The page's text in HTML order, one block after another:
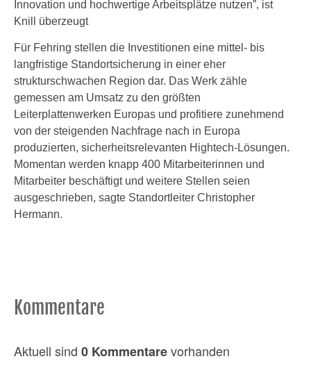
Innovation und hochwertige Arbeitsplätze nutzen”, ist
Knill überzeugt
Für Fehring stellen die Investitionen eine mittel- bis
langfristige Standortsicherung in einer eher
strukturschwachen Region dar. Das Werk zähle
gemessen am Umsatz zu den größten
Leiterplattenwerken Europas und profitiere zunehmend
von der steigenden Nachfrage nach in Europa
produzierten, sicherheitsrelevanten Hightech-Lösungen.
Momentan werden knapp 400 Mitarbeiterinnen und
Mitarbeiter beschäftigt und weitere Stellen seien
ausgeschrieben, sagte Standortleiter Christopher
Hermann.
Kommentare
Aktuell sind 0 Kommentarevorhanden